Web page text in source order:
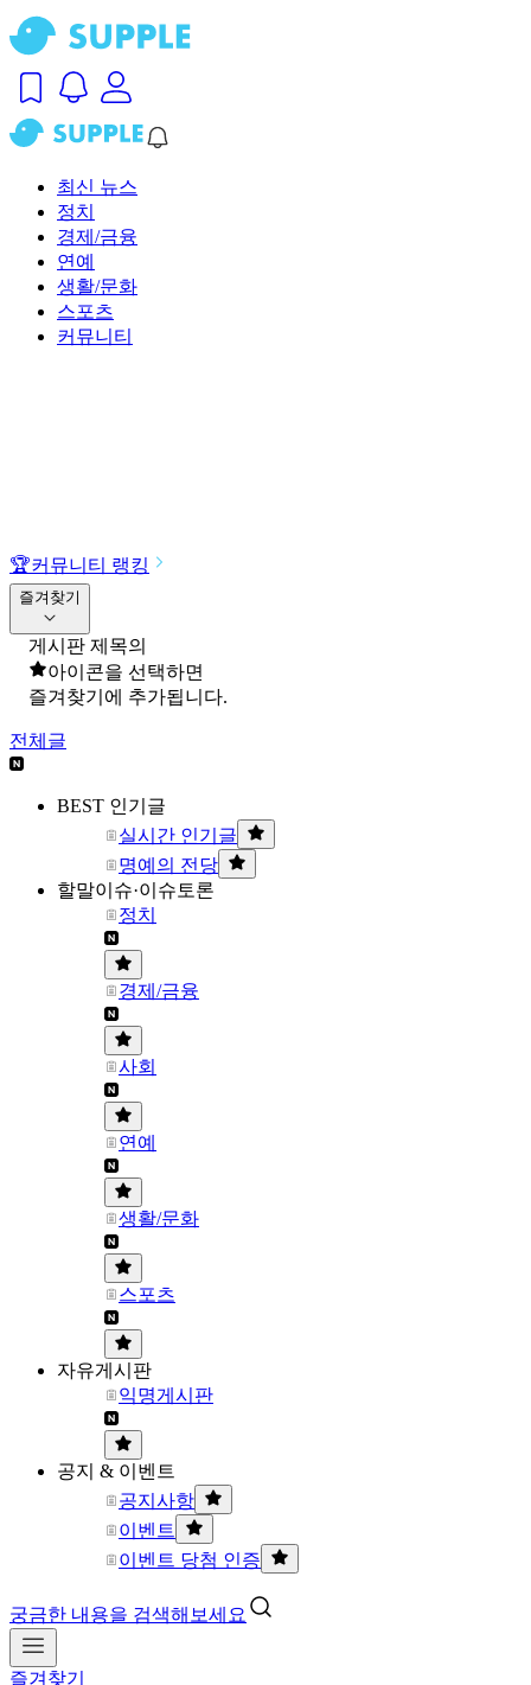
최신 뉴스
정치
경제/금융
연예
생활/문화
스포츠
커뮤니티
🏆커뮤니티 랭킹
즐겨찾기
게시판 제목의
아이콘을 선택하면
즐겨찾기에 추가됩니다.
전체글
BEST 인기글
실시간 인기글
명예의 전당
할말이슈·이슈토론
정치
경제/금융
사회
연예
생활/문화
스포츠
자유게시판
익명게시판
공지 & 이벤트
공지사항
이벤트
이벤트 당첨 인증
궁금한 내용을 검색해보세요
즐겨찾기